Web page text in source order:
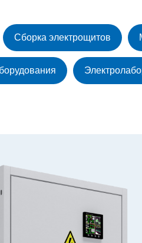
Сборка электрощитов